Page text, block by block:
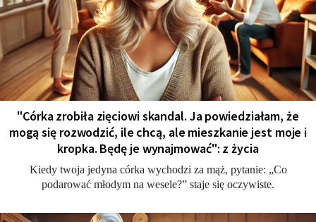
"Córka zrobiła zięciowi skandal. Ja powiedziałam, że
mogą się rozwodzić, ile chcą, ale mieszkanie jest moje i
kropka. Będę je wynajmować": z życia
Kiedy twoja jedyna córka wychodzi za mąż, pytanie: „Co
podarować młodym na wesele?” staje się oczywiste.